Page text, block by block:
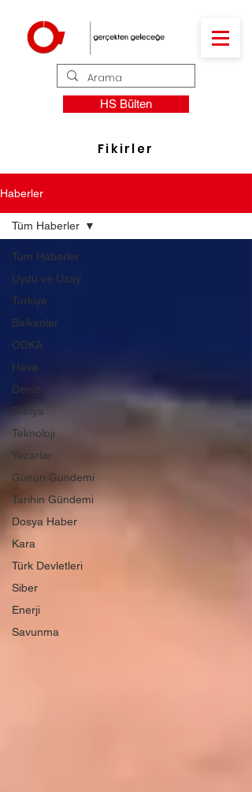
HS Bülten
Fikirler
Haberler
Tüm Haberler
Uydu ve Uzay
Türkiye
Balkanlar
ODKA
Hava
Deniz
Dünya
Teknoloji
Yazarlar
Günün Gündemi
Tarihin Gündemi
Dosya Haber
Kara
Türk Devletleri
Siber
Enerji
Savunma
Tüm Haberler